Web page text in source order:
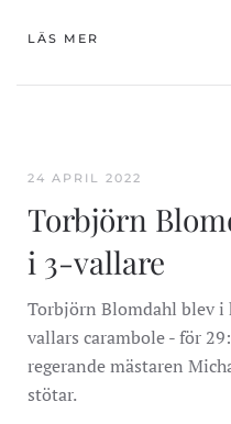
LÄS MER
24 APRIL 2022
Torbjörn
i 3-vallare
Torbjörn Blomdahl blev i
vallars carambole - för
regerande mästaren
stötar.